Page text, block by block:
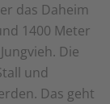
das Daheim
1400 Meter
Die
und
Das geht